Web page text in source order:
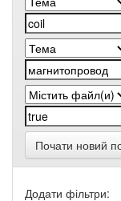
Почати новий
Додати фільтри: